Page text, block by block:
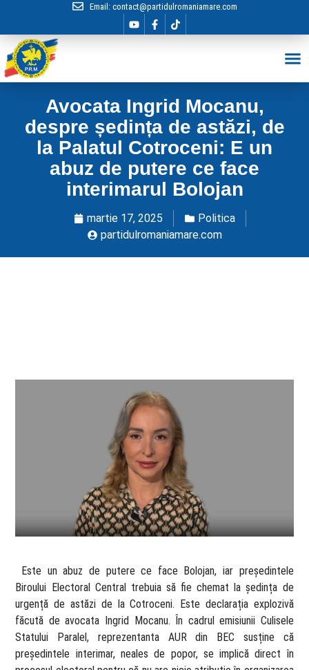
Email: contact@partidulromaniamare.com
Avocata Ingrid Mocanu,
despre ședința de astăzi, de
la Palatul Cotroceni: E un
abuz de putere ce face
interimarul Bolojan
martie 17, 2025
Politica
partidulromaniamare.com
​ Este un abuz de putere ce face Bolojan, iar președintele
Biroului Electoral Central trebuia să fie chemat la ședința de
urgență de astăzi de la Cotroceni. Este declarația explozivă
făcută de avocata Ingrid Mocanu. În cadrul emisiunii Culisele
Statului Paralel, reprezentanta AUR din BEC susține că
președintele interimar, neales de popor, se implică direct în